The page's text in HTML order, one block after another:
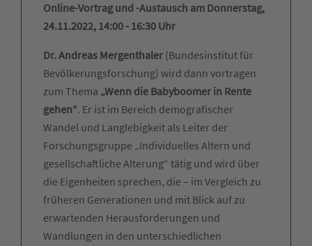
Online-Vortrag und -Austausch am Donnerstag,
24.11.2022, 14:00 - 16:30 Uhr
Dr. Andreas Mergenthaler (Bundesinstitut für
Bevölkerungsforschung) wird dann vortragen
zum Thema „Wenn die Babyboomer in Rente
gehen“. Er ist im Bereich demografischer
Wandel und Langlebigkeit als Leiter der
Forschungsgruppe „Individuelles Altern und
gesellschaftliche Alterung“ tätig und wird über
die Eigenheiten sprechen, die – im Vergleich zu
früheren Generationen und mit Blick auf zu
erwartenden Herausforderungen und
Wandlungen in den unterschiedlichen